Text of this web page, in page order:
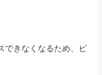
できなくなるため、ビ